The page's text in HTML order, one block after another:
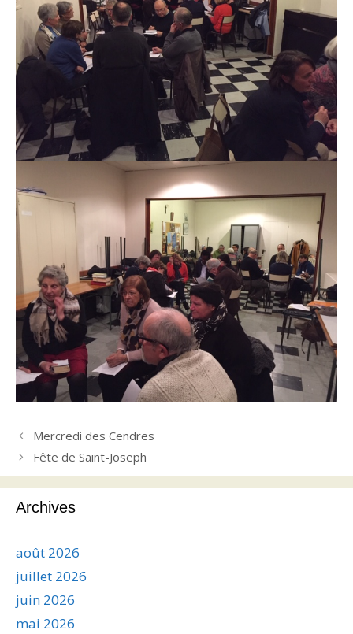
Mercredi des Cendres
Fête de Saint-Joseph
Archives
août 2026
juillet 2026
juin 2026
mai 2026